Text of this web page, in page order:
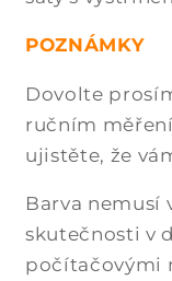
POZNÁMKY
Dovolte
ručním
ujistěte, že
Barva nemusí
skutečnosti v
počítačovými